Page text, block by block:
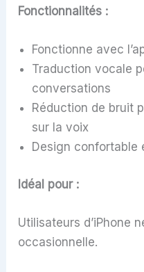
Fonctionnalités :
Fonctionne avec
Traduction vocale
conversations
Réduction de bruit
sur la voix
Design confortable
Idéal pour :
Utilisateurs d’iPhone
occasionnelle.